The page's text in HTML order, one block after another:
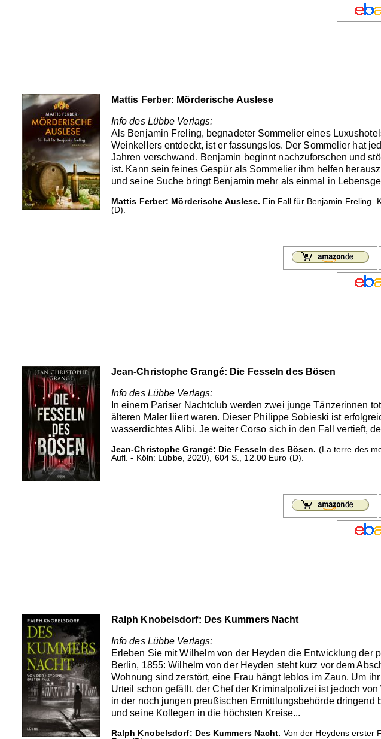
Mattis Ferber: Mörderische Auslese
Info des Lübbe Verlags:
Als Benjamin Freling, begnadeter Sommelier eines
Weinkellers entdeckt, ist er fassungslos. Der Sommelier hat
Jahren verschwand. Benjamin beginnt nachzuforschen und
ist. Kann sein feines Gespür als Sommelier ihm helfen
und seine Suche bringt Benjamin mehr als einmal in
Mattis Ferber: Mörderische Auslese. Ein Fall für Benjamin Freling.
(D).
Jean-Christophe Grangé: Die Fesseln des Bösen
Info des Lübbe Verlags:
In einem Pariser Nachtclub werden zwei junge Tänzerinnen
älteren Maler liiert waren. Dieser Philippe Sobieski ist
wasserdichtes Alibi. Je weiter Corso sich in den Fall vertieft,
Jean-Christophe Grangé: Die Fesseln des Bösen. (La terre des
Aufl. - Köln: Lübbe, 2020), 604 S., 12.00 Euro (D).
Ralph Knobelsdorf: Des Kummers Nacht
Info des Lübbe Verlags:
Erleben Sie mit Wilhelm von der Heyden die Entwicklung
Berlin, 1855: Wilhelm von der Heyden steht kurz vor dem
Wohnung sind zerstört, eine Frau hängt leblos im Zaun. Um
Urteil schon gefällt, der Chef der Kriminalpolizei ist jedoch
in der noch jungen preußischen Ermittlungsbehörde
und seine Kollegen in die höchsten Kreise...
Ralph Knobelsdorf: Des Kummers Nacht. Von der Heydens erster